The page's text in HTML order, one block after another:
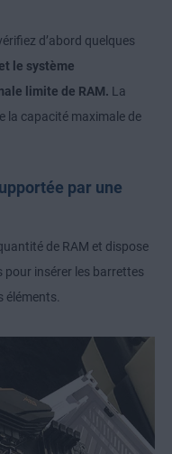
d’abord quelques
le système
limite de RAM. La
la capacité maximale de
par une
de RAM et dispose
pour insérer les barrettes
éléments.